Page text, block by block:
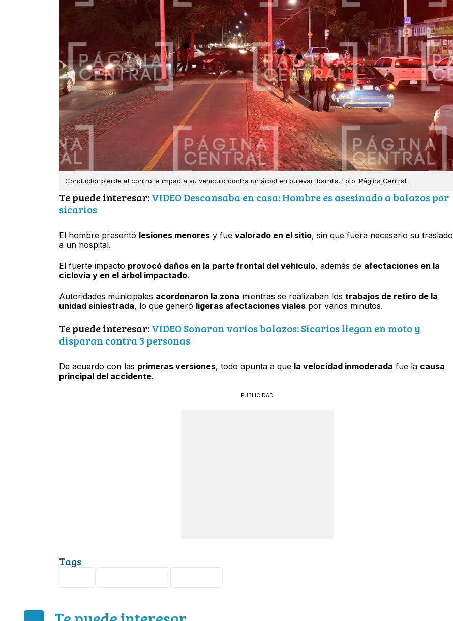
Conductor pierde el control e impacta su vehículo contra un árbol en bulevar Ibarrilla. Foto: Página Central.
Te puede interesar:VIDEO Descansaba en casa: Hombre es asesinado a balazos por
sicarios
El hombre presentó lesiones menoresy fue valorado en el sitio, sin que fuera necesario su traslado
a un hospital.
El fuerte impacto provocó daños en la parte frontal del vehículo, además de afectaciones en la
ciclovía y en el árbol impactado.
Autoridades municipales acordonaron la zona mientras se realizaban los trabajos de retiro de la
unidad siniestrada, lo que generó ligeras afectaciones vialespor varios minutos.
Te puede interesar:VIDEO Sonaron varios balazos: Sicarios llegan en moto y
disparan contra 3 personas
De acuerdo con las primeras versiones, todo apunta a que la velocidad inmoderada fue la causa
principal del accidente.
PUBLICIDAD
Tags